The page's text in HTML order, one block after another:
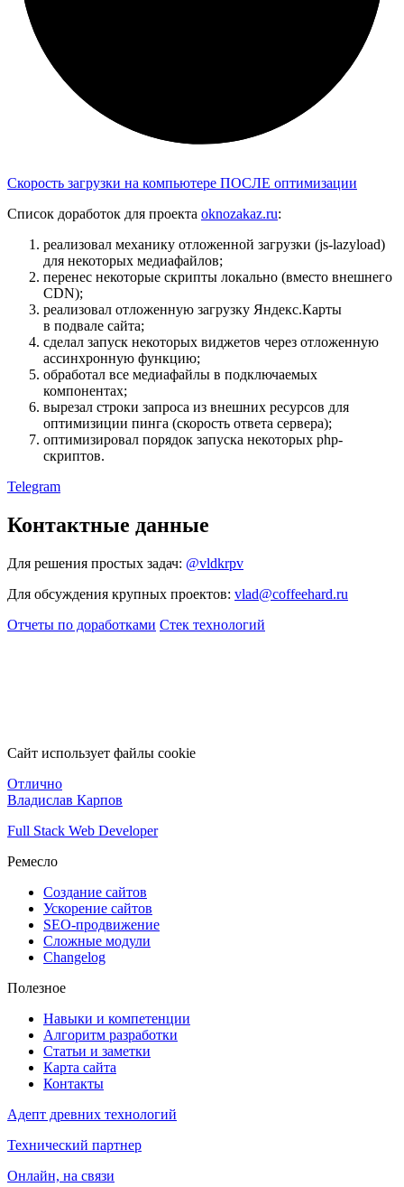
Скорость загрузки на компьютере ПОСЛЕ оптимизации
Список доработок для проекта oknozakaz.ru:
реализовал механику отложенной загрузки (js-lazyload)
для некоторых медиафайлов;
перенес некоторые скрипты локально (вместо внешнего
CDN);
реализовал отложенную загрузку Яндекс.Карты
в подвале сайта;
сделал запуск некоторых виджетов через отложенную
ассинхронную функцию;
обработал все медиафайлы в подключаемых
компонентах;
вырезал строки запроса из внешних ресурсов для
оптимизиции пинга (скорость ответа сервера);
оптимизировал порядок запуска некоторых php-
скриптов.
Telegram
Контактные данные
Для решения простых задач: @vldkrpv
Для обсуждения крупных проектов: vlad@coffeehard.ru
Отчеты по доработками Стек технологий
Сайт использует файлы cookie
Отлично
Владислав Карпов
Full Stack Web Developer
Ремесло
Создание сайтов
Ускорение сайтов
SEO-продвижение
Сложные модули
Changelog
Полезное
Навыки и компетенции
Алгоритм разработки
Статьи и заметки
Карта сайта
Контакты
Адепт древних технологий
Технический партнер
Онлайн, на связи